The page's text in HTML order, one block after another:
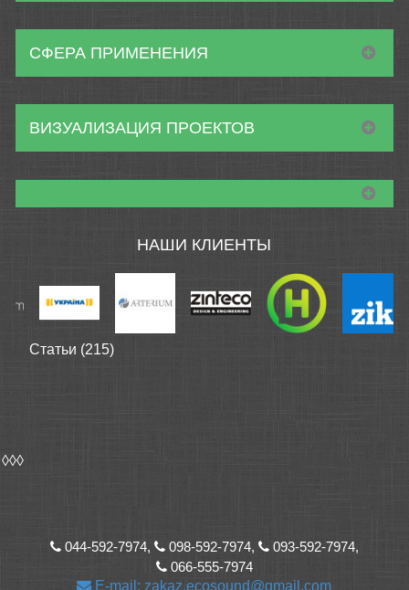
СФЕРА ПРИМЕНЕНИЯ
ВИЗУАЛИЗАЦИЯ ПРОЕКТОВ
НАШИ КЛИЕНТЫ
Статьи (215)
◊◊◊
044-592-7974, 098-592-7974,
093-592-7974,
066-555-7974
E-mail: zakaz.ecosound@gmail.com